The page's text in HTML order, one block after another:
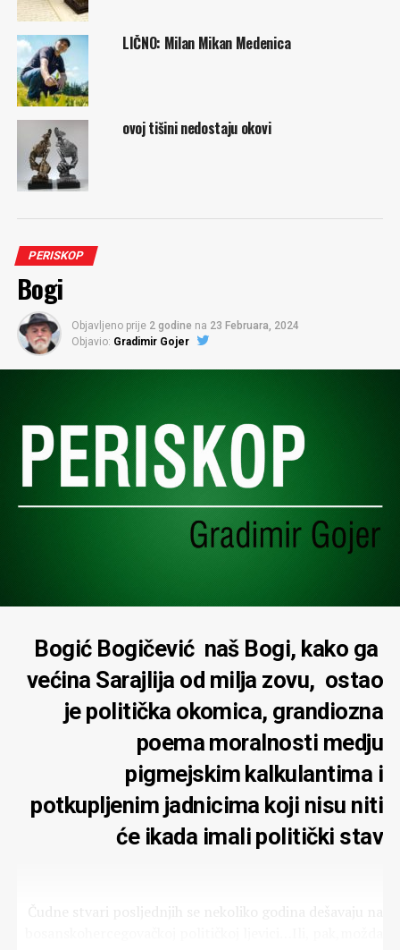
LIČNO: Milan Mikan Medenica
ovoj tišini nedostaju okovi
PERISKOP
Bogi
Objavljeno prije 2 godine na 23 Februara, 2024
Objavio: Gradimir Gojer
Bogić Bogičević naš Bogi, kako ga
većina Sarajlija od milja zovu, ostao
je politička okomica, grandiozna
poema moralnosti medju
pigmejskim kalkulantima i
potkupljenim jadnicima koji nisu niti
će ikada imali politički stav
Čudne stvari posljednjih se nekoliko godina dešavaju na